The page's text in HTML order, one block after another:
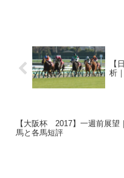
【
析
【大阪杯 2017】一週前展望
馬と各馬短評